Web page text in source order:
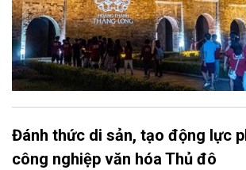
Đánh thức di sản, tạo động lực
công nghiệp văn hóa Thủ đô